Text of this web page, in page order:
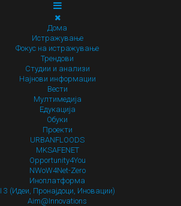
Дома
Истражување
Фокус на истражување
Трендови
Студии и анализи
Најнови информации
Вести
Мултимедија
Едукација
Обуки
Проекти
URBANFLOODS
MKSAFENET
Opportunity4You
NWoW4Net-Zero
Иноплатформа
I 3 (Идеи, Пронајдоци, Иновации)
Aim@Innovations